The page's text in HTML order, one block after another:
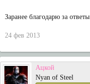
Заранее благодарю за ответы
24 фев 2013
Ацкой
Nyan of Steel